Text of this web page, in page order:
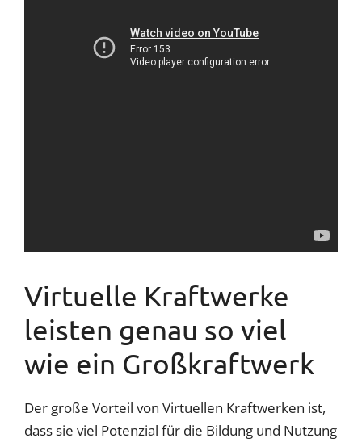
Virtuelle Kraftwerke
leisten genau so viel
wie ein Großkraftwerk
Der große Vorteil von Virtuellen Kraftwerken ist,
dass sie viel Potenzial für die Bildung und Nutzung